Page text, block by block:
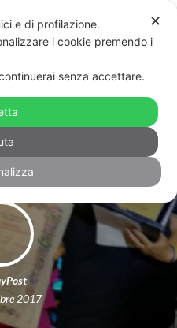
Annibali: una
militanza Lgbt
2017
✕
e di profilazione.
i cookie premendo i
senza accettare.